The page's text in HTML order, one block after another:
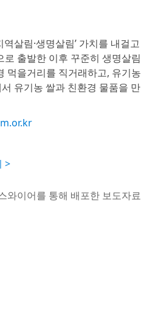
역살림·생명살림’ 가치를 내
출발한 이후 꾸준히 생명살
먹을거리를 직거래하고, 유기
유기농 쌀과 친환경 물품을
>
와이어를 통해 배포한 보도자